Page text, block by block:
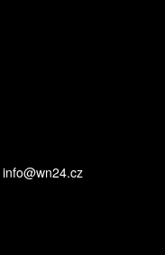
info@wn24.cz